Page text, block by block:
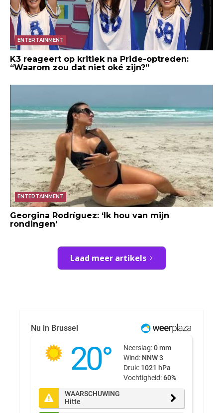
ENTERTAINMENT
K3 reageert op kritiek na Pride-optreden:
“Waarom zou dat niet oké zijn?”
ENTERTAINMENT
Georgina Rodríguez: ‘Ik hou van mijn
rondingen’
Laad meer artikels